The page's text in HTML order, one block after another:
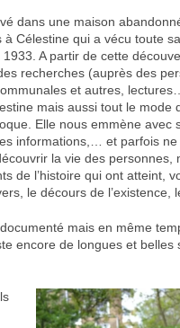
dans une maison
à Célestine qui a vécu toute
A partir de cette
recherches (auprès des
et autres,
mais aussi tout le mode
Elle nous emmène avec
informations,… et parfois ne
la vie des personnes,
de l’histoire qui ont atteint,
le décours de l’existence,
documenté mais en même
encore de longues et belles